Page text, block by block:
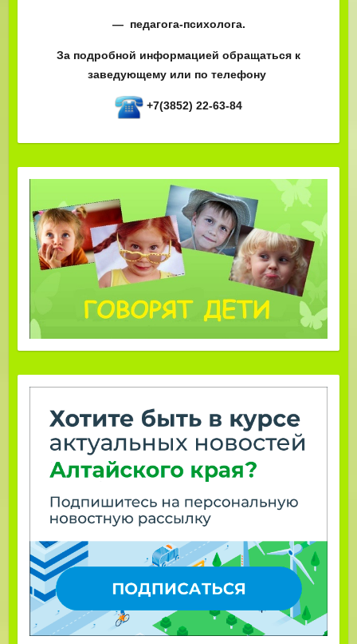
— педагога-психолога.
За подробной информацией обращаться к
заведующему или по телефону
+7(3852) 22-63-84